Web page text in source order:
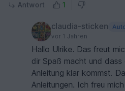
Antwort 1
claudia-sticken
vor 1 Jahren
Hallo Ulrike. Das freut
dir Spaß macht und
Anleitung klar kommst.
Anleitungen. Ich freu